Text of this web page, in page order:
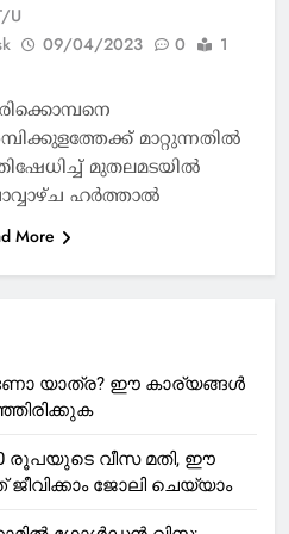
U
09/04/2023 0
1
മാറ്റുന്നതിൽ
മുതലമടയിൽ
ഹർത്താൽ
More
യാത്ര? ഈ കാര്യങ്ങള്‍
രൂപയുടെ വീസ മതി, ഈ
ജോലി ചെയ്യാം